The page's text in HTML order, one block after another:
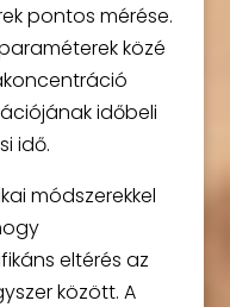
pontos mérése.
közé
időbeli
idő.
módszerekkel
eltérés az
között. A